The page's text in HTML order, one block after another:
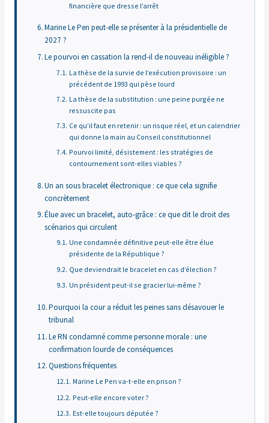
financière que dresse l’arrêt
Marine Le Pen peut-elle se présenter à la présidentielle de
2027 ?
Le pourvoi en cassation la rend-il de nouveau inéligible ?
La thèse de la survie de l’exécution provisoire : un
précédent de 1993 qui pèse lourd
La thèse de la substitution : une peine purgée ne
ressuscite pas
Ce qu’il faut en retenir : un risque réel, et un calendrier
qui donne la main au Conseil constitutionnel
Pourvoi limité, désistement : les stratégies de
contournement sont-elles viables ?
Un an sous bracelet électronique : ce que cela signifie
concrètement
Élue avec un bracelet, auto-grâce : ce que dit le droit des
scénarios qui circulent
Une condamnée définitive peut-elle être élue
présidente de la République ?
Que deviendrait le bracelet en cas d’élection ?
Un président peut-il se gracier lui-même ?
Pourquoi la cour a réduit les peines sans désavouer le
tribunal
Le RN condamné comme personne morale : une
confirmation lourde de conséquences
Questions fréquentes
Marine Le Pen va-t-elle en prison ?
Peut-elle encore voter ?
Est-elle toujours députée ?